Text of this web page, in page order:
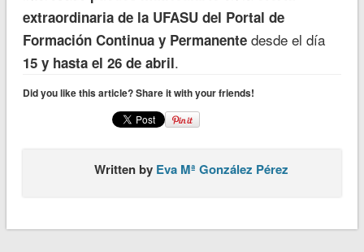
extraordinaria de la UFASU del Portal de
Formación Continua y Permanentedesde el día
15 y hasta el 26 de abril.
Did you like this article? Share it with your friends!
Written by Eva Mª González Pérez